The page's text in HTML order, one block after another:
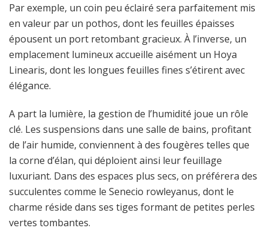
Par exemple, un coin peu éclairé sera parfaitement mis
en valeur par un pothos, dont les feuilles épaisses
épousent un port retombant gracieux. À l’inverse, un
emplacement lumineux accueille aisément un Hoya
Linearis, dont les longues feuilles fines s’étirent avec
élégance.
A part la lumière, la gestion de l’humidité joue un rôle
clé. Les suspensions dans une salle de bains, profitant
de l’air humide, conviennent à des fougères telles que
la corne d’élan, qui déploient ainsi leur feuillage
luxuriant. Dans des espaces plus secs, on préférera des
succulentes comme le Senecio rowleyanus, dont le
charme réside dans ses tiges formant de petites perles
vertes tombantes.